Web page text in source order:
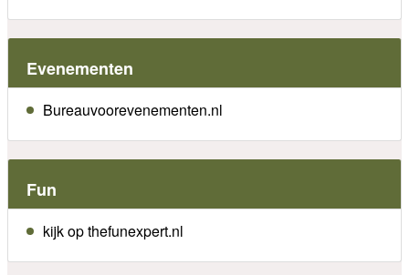
Evenementen
Bureauvoorevenementen.nl
Fun
kijk op thefunexpert.nl